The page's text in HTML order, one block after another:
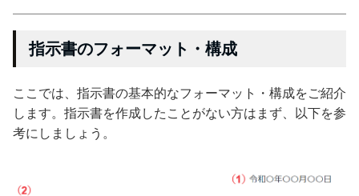
指示書のフォーマット・構成
ここでは、指示書の基本的なフォーマット・構成をご紹介
します。指示書を作成したことがない方はまず、以下を参
考にしましょう。